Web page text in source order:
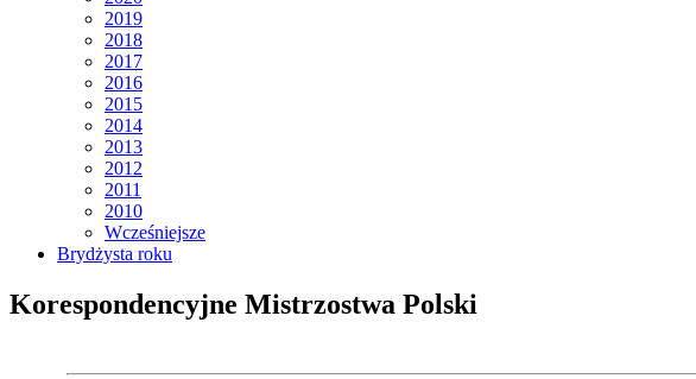
2019
2018
2017
2016
2015
2014
2013
2012
2011
2010
Wcześniejsze
Brydżysta roku
Korespondencyjne Mistrzostwa Polski